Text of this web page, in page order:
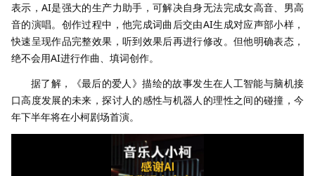
表示，AI是强大的生产力助手，可解决自身无法完成女高音、男高
音的演唱。创作过程中，他完成词曲后交由AI生成对应声部小样，
快速呈现作品完整效果，听到效果后再进行修改。但他明确表态，
绝不会用AI进行作曲、填词创作。
据了解，《最后的爱人》描绘的故事发生在人工智能与脑机接
口高度发展的未来，探讨人的感性与机器人的理性之间的碰撞，今
年下半年将在小柯剧场首演。